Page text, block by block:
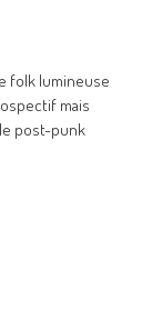
folk lumineuse
mais
le post-punk